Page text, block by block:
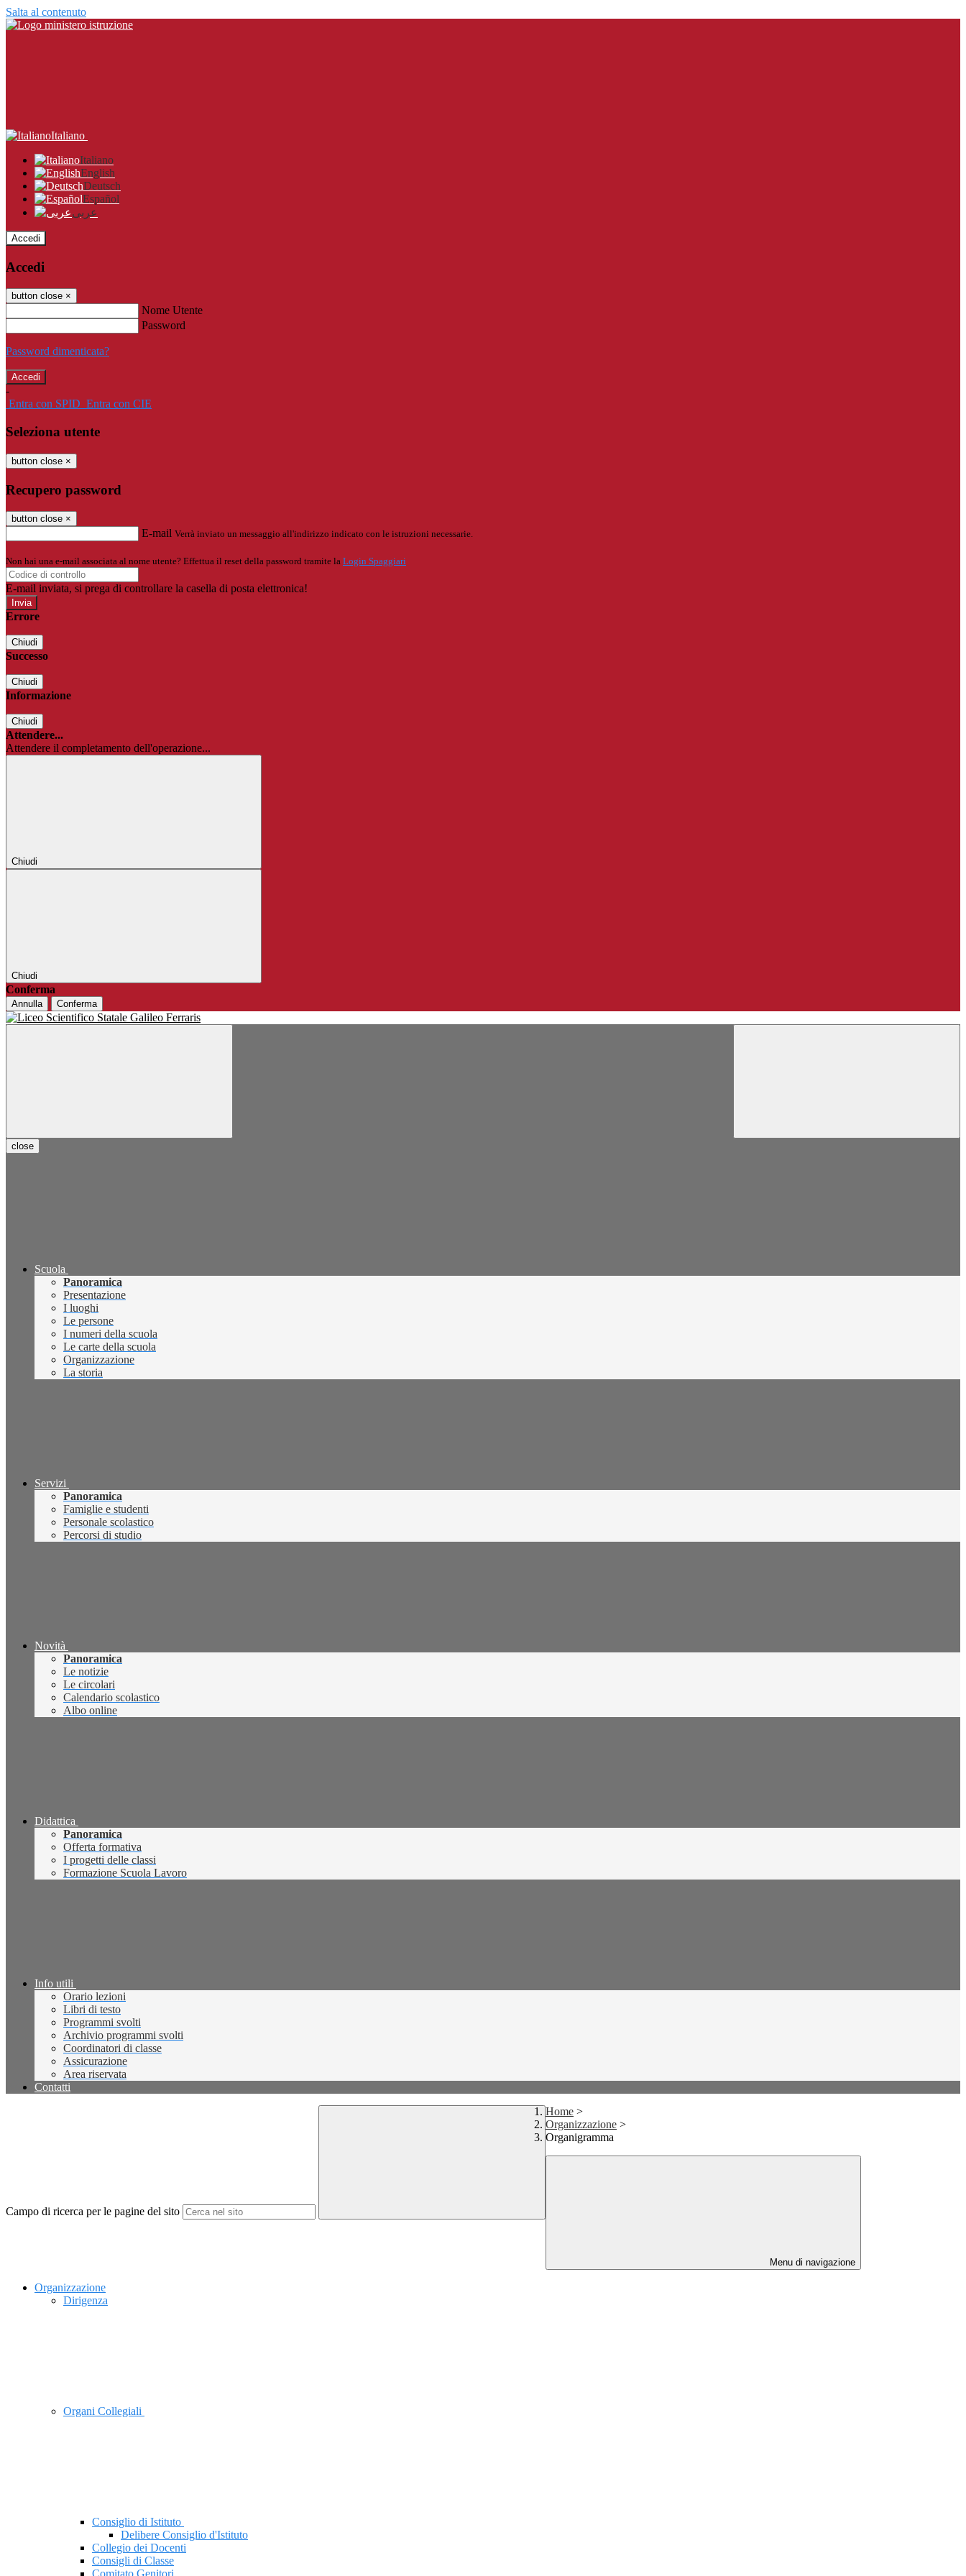
Salta al contenuto
Italiano
Italiano
English
Deutsch
Español
عربى
Accedi
Accedi
button close ×
Nome Utente
Password
Password dimenticata?
-
Entra con SPID Entra con CIE
Seleziona utente
button close ×
Recupero password
button close ×
E-mail Verrà inviato un messaggio all'indirizzo indicato con le istruzioni necessarie.
Non hai una e-mail associata al nome utente? Effettua il reset della password tramite la Login Spaggiari
E-mail inviata, si prega di controllare la casella di posta elettronica!
Errore
Chiudi
Successo
Chiudi
Informazione
Chiudi
Attendere...
Attendere il completamento dell'operazione...
Chiudi
Chiudi
Conferma
Annulla Conferma
close
Scuola
Panoramica
Presentazione
I luoghi
Le persone
I numeri della scuola
Le carte della scuola
Organizzazione
La storia
Servizi
Panoramica
Famiglie e studenti
Personale scolastico
Percorsi di studio
Novità
Panoramica
Le notizie
Le circolari
Calendario scolastico
Albo online
Didattica
Panoramica
Offerta formativa
I progetti delle classi
Formazione Scuola Lavoro
Info utili
Orario lezioni
Libri di testo
Programmi svolti
Archivio programmi svolti
Coordinatori di classe
Assicurazione
Area riservata
Contatti
Campo di ricerca per le pagine del sito
Home >
Organizzazione >
Organigramma
Menu di navigazione
Organizzazione
Dirigenza
Organi Collegiali
Consiglio di Istituto
Delibere Consiglio d'Istituto
Collegio dei Docenti
Consigli di Classe